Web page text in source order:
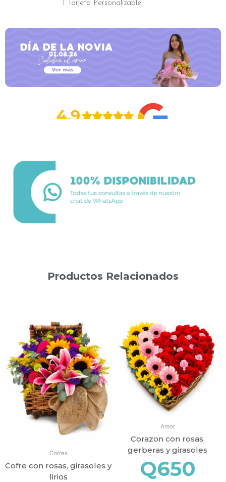
1 Tarjeta Personalizable
Productos Relacionados
Cofres
Cofre con rosas, girasoles y
lirios
Amor
Corazon con rosas,
gerberas y girasoles
Q650